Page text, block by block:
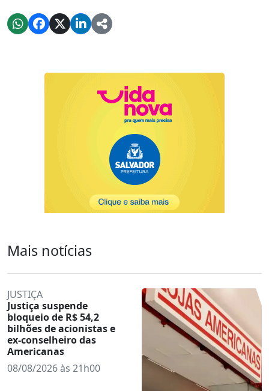
Mais notícias
JUSTIÇA
Justiça suspende
bloqueio de R$ 54,2
bilhões de acionistas e
ex-conselheiro das
Americanas
08/08/2026 às 21h00